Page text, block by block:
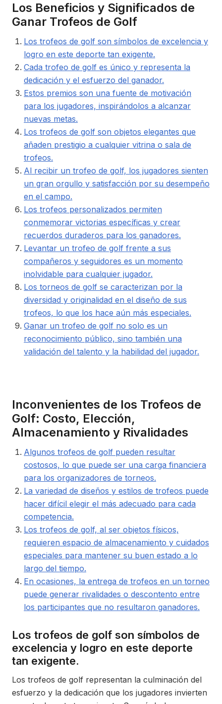
Los Beneficios y Significados de
Ganar Trofeos de Golf
Los trofeos de golf son símbolos de excelencia y
logro en este deporte tan exigente.
Cada trofeo de golf es único y representa la
dedicación y el esfuerzo del ganador.
Estos premios son una fuente de motivación
para los jugadores, inspirándolos a alcanzar
nuevas metas.
Los trofeos de golf son objetos elegantes que
añaden prestigio a cualquier vitrina o sala de
trofeos.
Al recibir un trofeo de golf, los jugadores sienten
un gran orgullo y satisfacción por su desempeño
en el campo.
Los trofeos personalizados permiten
conmemorar victorias específicas y crear
recuerdos duraderos para los ganadores.
Levantar un trofeo de golf frente a sus
compañeros y seguidores es un momento
inolvidable para cualquier jugador.
Los torneos de golf se caracterizan por la
diversidad y originalidad en el diseño de sus
trofeos, lo que los hace aún más especiales.
Ganar un trofeo de golf no solo es un
reconocimiento público, sino también una
validación del talento y la habilidad del jugador.
Inconvenientes de los Trofeos de
Golf: Costo, Elección,
Almacenamiento y Rivalidades
Algunos trofeos de golf pueden resultar
costosos, lo que puede ser una carga financiera
para los organizadores de torneos.
La variedad de diseños y estilos de trofeos puede
hacer difícil elegir el más adecuado para cada
competencia.
Los trofeos de golf, al ser objetos físicos,
requieren espacio de almacenamiento y cuidados
especiales para mantener su buen estado a lo
largo del tiempo.
En ocasiones, la entrega de trofeos en un torneo
puede generar rivalidades o descontento entre
los participantes que no resultaron ganadores.
Los trofeos de golf son símbolos de
excelencia y logro en este deporte
tan exigente.
Los trofeos de golf representan la culminación del
esfuerzo y la dedicación que los jugadores invierten